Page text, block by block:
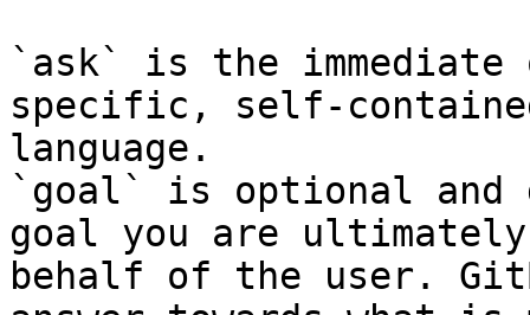
`ask` is the
specific, self-
language.
`goal` is optional and
goal you are
behalf of the user.